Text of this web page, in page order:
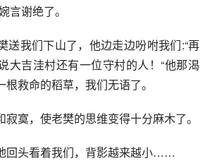
言谢绝了。
送我们下山了，他边走边吩咐我们:“再
大吉洼村还有一位守村的人！“他那渴
救命的稻草，我们无语了。
寞，使老樊的思维变得十分麻木了。
回头看着我们，背影越来越小……